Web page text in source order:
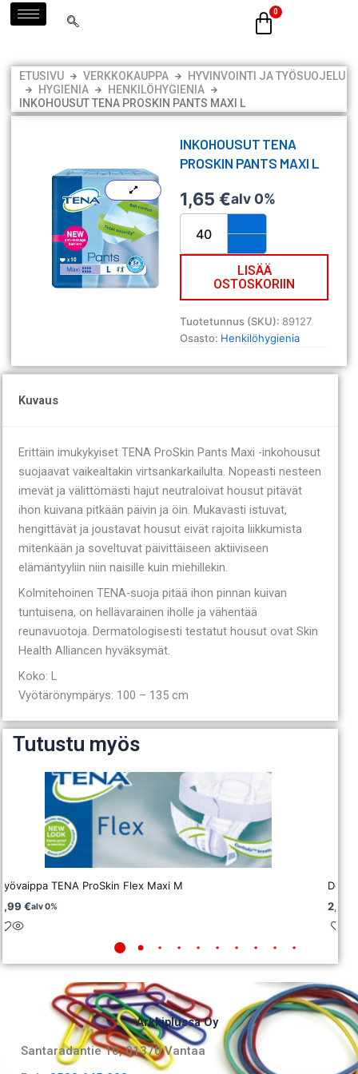
Siirry
sisältöön
ETUSIVU VERKKOKAUPPA
HYVINVOINTI JA TYÖSUOJELU
HYGIENIA
HENKILÖHYGIENIA
INKOHOUSUT TENA PROSKIN PANTS MAXI L
INKOHOUSUT TENA
PROSKIN PANTS MAXI L
1,65€alv 0%
Inkohousut
TENA
ProSkin
L
määrä
LISÄÄ
OSTOSKORIIN
Tuotetunnus (SKU): 89127
Osasto: Henkilöhygienia
Kuvaus
Erittäin imukykyiset TENA ProSkin Pants Maxi -inkohousut
suojaavat vaikealtakin virtsankarkailulta. Nopeasti nesteen
imevät ja välittömästi hajut neutraloivat housut pitävät
ihon kuivana pitkään päivin ja öin. Mukavasti istuvat,
hengittävät ja joustavat housut eivät rajoita liikkumista
mitenkään ja soveltuvat päivittäiseen aktiiviseen
elämäntyyliin niin naisille kuin miehillekin.
Kolmitehoinen TENA-suoja pitää ihon pinnan kuivan
tuntuisena, on hellävarainen iholle ja vähentää
reunavuotoja. Dermatologisesti testatut housut ovat Skin
Health Alliancen hyväksymät.
Koko: L
Vyötärönympärys: 100 – 135 cm
Tutustu myös
TENA ProSkin Flex Maxi M
€alv 0%
2,97
Arkkiplussa Oy
Santaradantie 10, 01370 Vantaa​